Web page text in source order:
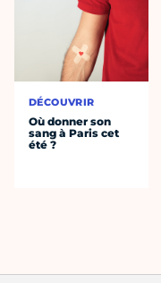
DÉCOUVRIR
Où donner son
sang à Paris cet
été ?